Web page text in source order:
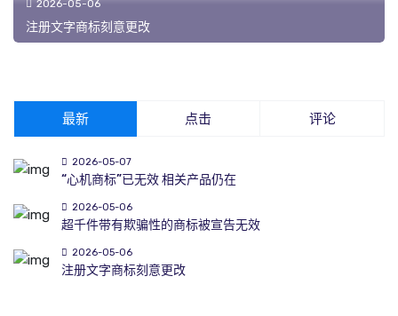
2026-05-06
注册文字商标刻意更改
最新 点击 评论
2026-05-07
“心机商标”已无效 相关产品仍在
2026-05-06
超千件带有欺骗性的商标被宣告无效
2026-05-06
注册文字商标刻意更改